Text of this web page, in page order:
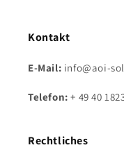
Kontakt
E-Mail: info@aoi-
Telefon:+ 49 40
Rechtliches